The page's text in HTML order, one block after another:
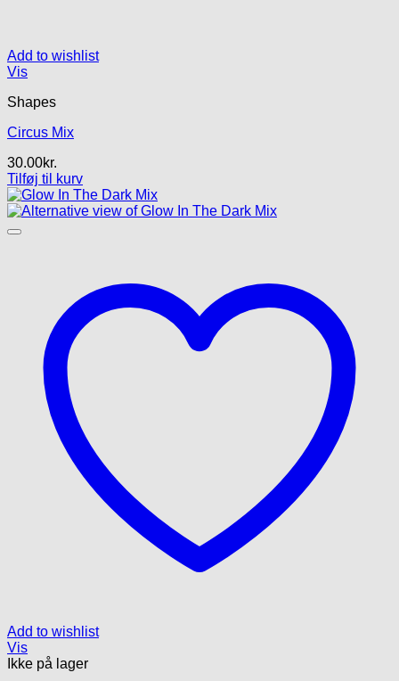
Add to wishlist
Vis
Shapes
Circus Mix
30.00kr.
Tilføj til kurv
Add to wishlist
Vis
Ikke på lager